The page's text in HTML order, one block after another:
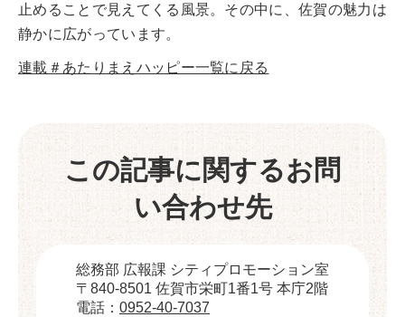
止めることで見えてくる風景。その中に、佐賀の魅力は
静かに広がっています。
連載＃あたりまえハッピー一覧に戻る
この記事に関するお問
い合わせ先
総務部 広報課 シティプロモーション室
〒840-8501 佐賀市栄町1番1号 本庁2階
電話： 0952-40-7037